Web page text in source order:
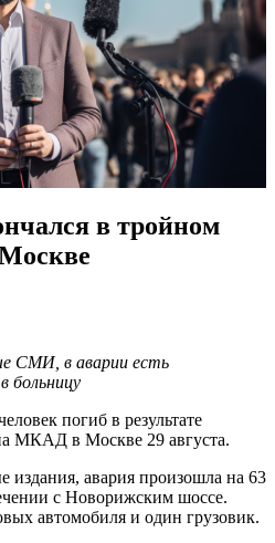
в тройном
СМИ, в аварии есть
больницу
погиб в результате
МКАД в Москве 29 августа.
издания, авария произошла на 63
с Новорижским шоссе.
автомобиля и один грузовик.